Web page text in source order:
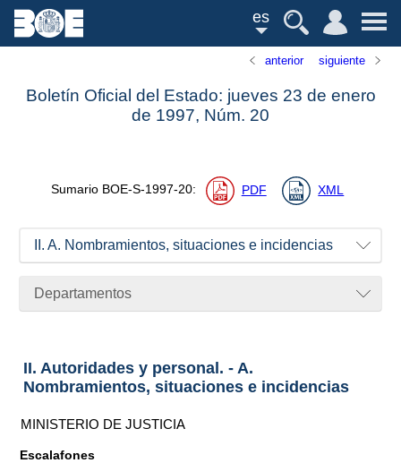
es
anterior siguiente
Boletín Oficial del Estado: jueves 23 de enero
de 1997, Núm. 20
Sumario BOE-S-1997-20: PDF XML
II. A. Nombramientos, situaciones e incidencias
Departamentos
II. Autoridades y personal. - A.
Nombramientos, situaciones e incidencias
MINISTERIO DE JUSTICIA
Escalafones